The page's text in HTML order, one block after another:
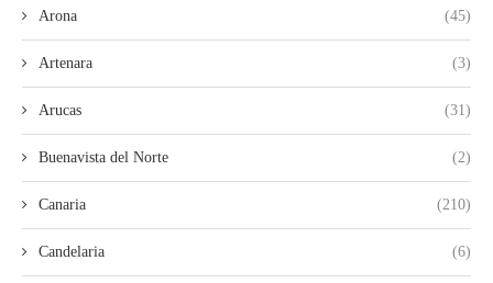
Arona (45)
Artenara (3)
Arucas (31)
Buenavista del Norte (2)
Canaria (210)
Candelaria (6)